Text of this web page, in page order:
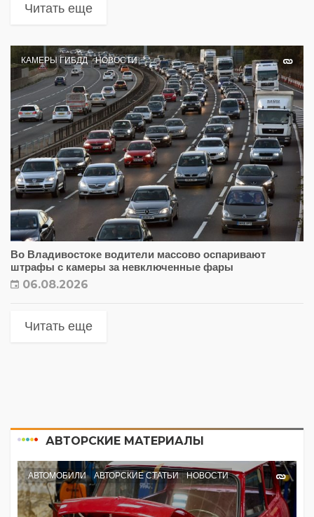
Читать еще
КАМЕРЫ ГИБДД НОВОСТИ
Во Владивостоке водители массово оспаривают
штрафы с камеры за невключенные фары
06.08.2026
Читать еще
АВТОРСКИЕ МАТЕРИАЛЫ
АВТОМОБИЛИ АВТОРСКИЕ СТАТЬИ НОВОСТИ